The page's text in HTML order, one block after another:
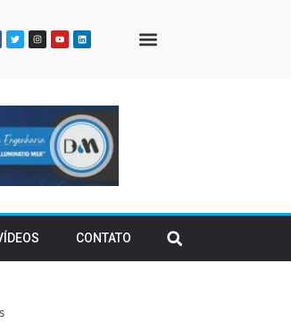
CONTATO